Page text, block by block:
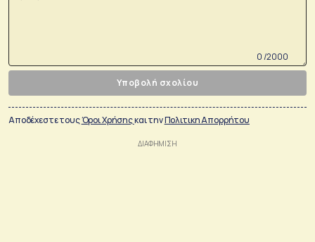
0 /2000
Υποβολή σχολίου
Αποδέχεστε τουςΌροι Χρήσηςκαι τηνΠολιτικη Απορρήτου